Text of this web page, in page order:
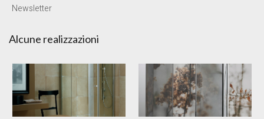
Newsletter
Alcune realizzazioni